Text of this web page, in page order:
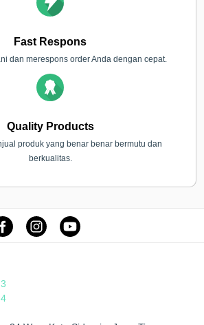
Fast Respons
dan merespons order Anda dengan cepat.
Quality Products
produk yang benar benar bermutu dan
berkualitas.